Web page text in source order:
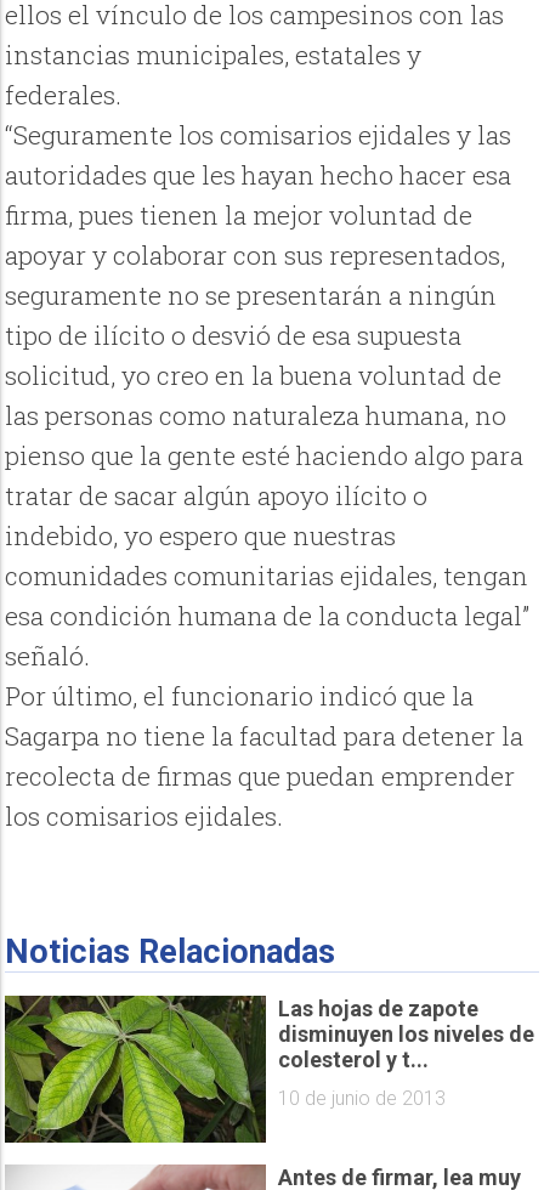
ellos el vínculo de los campesinos con las
instancias municipales, estatales y
federales.
“Seguramente los comisarios ejidales y las
autoridades que les hayan hecho hacer esa
firma, pues tienen la mejor voluntad de
apoyar y colaborar con sus representados,
seguramente no se presentarán a ningún
tipo de ilícito o desvió de esa supuesta
solicitud, yo creo en la buena voluntad de
las personas como naturaleza humana, no
pienso que la gente esté haciendo algo para
tratar de sacar algún apoyo ilícito o
indebido, yo espero que nuestras
comunidades comunitarias ejidales, tengan
esa condición humana de la conducta legal”
señaló.
Por último, el funcionario indicó que la
Sagarpa no tiene la facultad para detener la
recolecta de firmas que puedan emprender
los comisarios ejidales.
Noticias Relacionadas
Las hojas de zapote
disminuyen los niveles de
colesterol y t...
10 de junio de 2013
Antes de firmar, lea muy